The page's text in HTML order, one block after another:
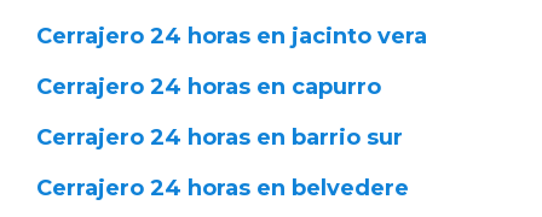
Cerrajero 24 horas en jacinto vera
Cerrajero 24 horas en capurro
Cerrajero 24 horas en barrio sur
Cerrajero 24 horas en belvedere